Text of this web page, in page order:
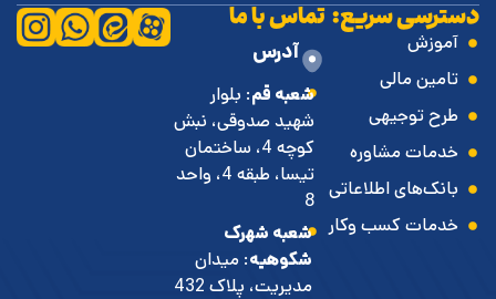
دسترسی سریع:
آموزش
تامین مالی
طرح توجیهی
خدمات مشاوره
بانک‌های اطلاعاتی
خدمات کسب وکار
تماس با ما
آدرس
شعبه قم: بلوار
شهید صدوقی، نبش
کوچه 4، ساختمان
تیسا، طبقه 4، واحد
8
شعبه شهرک
شکوهیه: میدان
مدیریت، پلاک 432